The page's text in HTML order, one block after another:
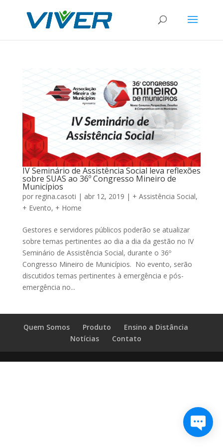
IV Seminário de Assistência Social leva reflexões
sobre SUAS ao 36º Congresso Mineiro de
Municípios
por regina.casoti | abr 12, 2019 | + Assistência Social,
+ Evento, + Home
Gestores e servidores públicos poderão se atualizar
sobre temas pertinentes ao dia a dia da gestão no IV
Seminário de Assistência Social, durante o 36º
Congresso Mineiro de Municípios. No evento, serão
discutidos temas pertinentes à emergência e pós-
emergência no...
Quem Somos Produto
Ensino a Distância
Notícias
Contato